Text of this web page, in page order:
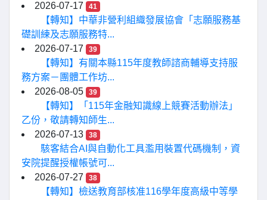
2026-07-17
41
【轉知】中華非營利組織發展協會「志願服務基
礎訓練及志願服務特...
2026-07-17
39
【轉知】有關本縣115年度教師諮商輔導支持服
務方案－團體工作坊...
2026-08-05
39
【轉知】「115年金融知識線上競賽活動辦法」
乙份，敬請轉知師生...
2026-07-13
38
駭客結合AI與自動化工具濫用裝置代碼機制，資
安院提醒授權帳號可...
2026-07-27
38
【轉知】檢送教育部核准116學年度高級中等學